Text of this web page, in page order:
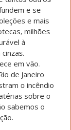
e se
e mais
milhões
à
em vão.
de Janeiro
o incêndio
sobre o
sabemos o